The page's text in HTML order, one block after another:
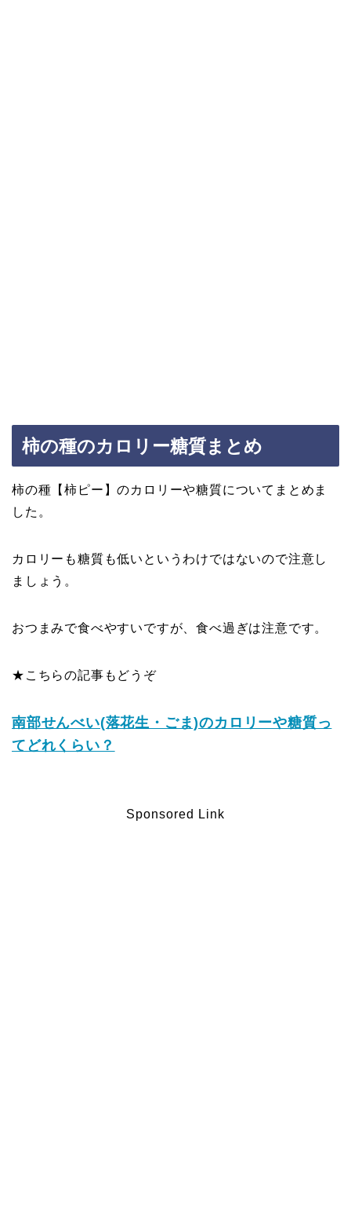
柿の種のカロリー糖質まとめ
柿の種【柿ピー】のカロリーや糖質についてまとめま
した。
カロリーも糖質も低いというわけではないので注意し
ましょう。
おつまみで食べやすいですが、食べ過ぎは注意です。
★こちらの記事もどうぞ
南部せんべい(落花生・ごま)のカロリーや糖質っ
てどれくらい？
Sponsored Link